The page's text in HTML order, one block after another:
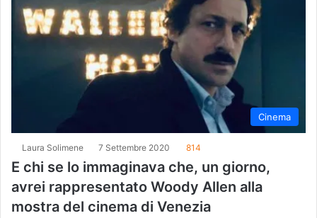
Cinema
Laura Solimene 7 Settembre 2020 814
E chi se lo immaginava che, un giorno,
avrei rappresentato Woody Allen alla
mostra del cinema di Venezia